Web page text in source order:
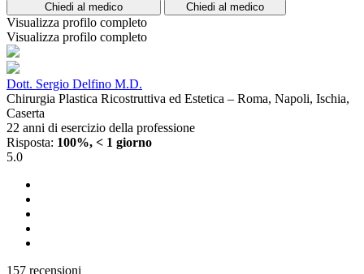
Chiedi al medico Chiedi al medico
Visualizza profilo completo
Visualizza profilo completo
Dott. Sergio Delfino M.D.
Chirurgia Plastica Ricostruttiva ed Estetica – Roma, Napoli, Ischia,
Caserta
22 anni di esercizio della professione
Risposta: 100%, < 1 giorno
5.0
157 recensioni